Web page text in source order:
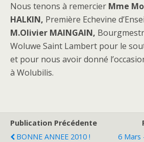
Nous tenons à remercier Mme
HALKIN, Première Echevine
M.Olivier MAINGAIN,
Woluwe Saint Lambert pour le
et pour nous avoir donné
à Wolubilis.
Publication Précédente
BONNE ANNEE 2010 !
6 Mars